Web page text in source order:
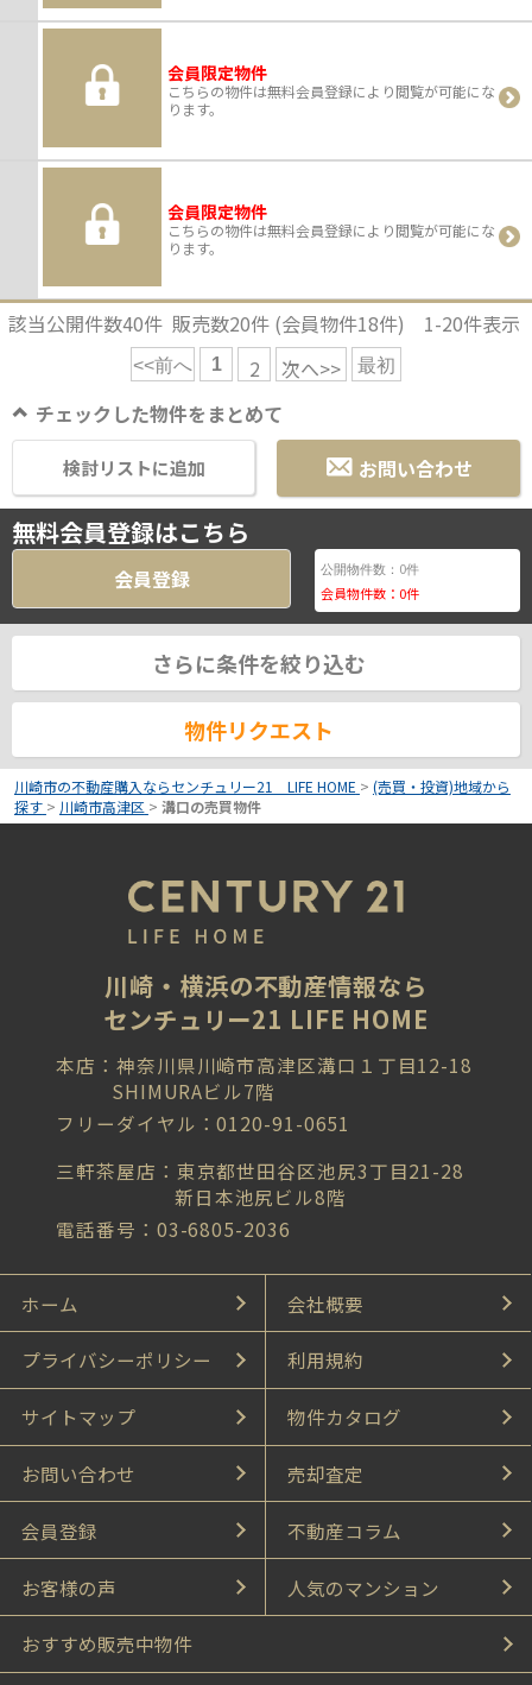
会員限定物件
こちらの物件は無料会員登録により閲覧が可能にな
ります。
会員限定物件
こちらの物件は無料会員登録により閲覧が可能にな
ります。
該当公開件数40件 販売数20件 (会員物件18件) 1-20件表示
<<前へ 1 2 次へ>> 最初
チェックした物件をまとめて
お問い合わせ
検討リストに追加
無料会員登録はこちら
会員登録 公開物件数： 0件
会員物件数： 0件
さらに条件を絞り込む
物件リクエスト
川崎市の不動産購入ならセンチュリー21 LIFE HOME > (売買・投資)地域から
探す > 川崎市高津区 > 溝口の売買物件
川崎・横浜の不動産情報なら
センチュリー21 LIFE HOME
本店：神奈川県川崎市高津区溝口１丁目12-18
SHIMURAビル7階
フリーダイヤル：0120-91-0651
三軒茶屋店：東京都世田谷区池尻3丁目21-28
新日本池尻ビル8階
電話番号：03-6805-2036
ホーム 会社概要
プライバシーポリシー 利用規約
サイトマップ 物件カタログ
お問い合わせ 売却査定
会員登録 不動産コラム
お客様の声 人気のマンション
おすすめ販売中物件